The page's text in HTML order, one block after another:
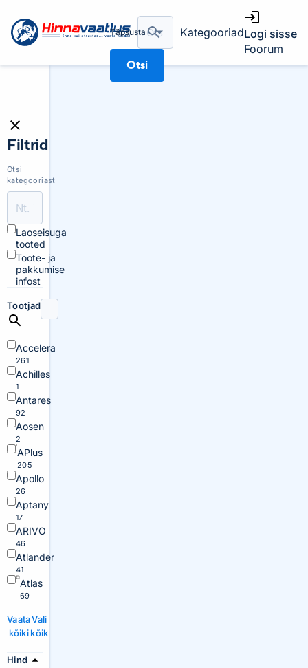
Täpsusta
Otsi
KategooriadLogi sisse
Foorum
Filtrid
Otsi
kategooriast
Laoseisuga
tooted
Toote- ja
pakkumise
infost
Tootjad
Accelera
261
Achilles
1
Antares
92
Aosen
2
APlus
205
Apollo
26
Aptany
17
ARIVO
46
Atlander
41
Atlas
69
Vaata
kõiki
Vali
kõik
Hind